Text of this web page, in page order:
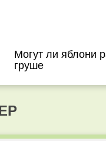
Могут ли яблони
груше